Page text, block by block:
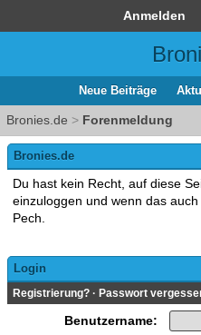
Anmelden
Neue Beiträge
Bronies.de > Forenmeldung
Bronies.de
Du hast kein Recht, auf diese
einzuloggen und wenn das
Pech.
Login
Registrierung? · Passwort
Benutzername: